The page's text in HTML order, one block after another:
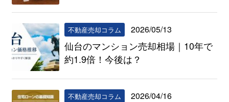
不動産売却コラム 2026/05/13
仙台のマンション売却相場｜10年で
約1.9倍！今後は？
不動産売却コラム 2026/04/16